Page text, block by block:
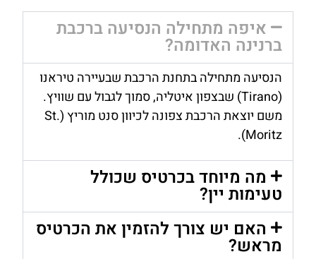
איפה מתחילה הנסיעה ברכבת
ברנינה האדומה?
הנסיעה מתחילה בתחנת הרכבת שבעיירה טיראנו
(Tirano) שבצפון איטליה, סמוך לגבול עם שוויץ.
משם יוצאת הרכבת צפונה לכיוון סנט מוריץ (St.
Moritz).
מה מיוחד בכרטיס שכולל
טעימות יין?
האם יש צורך להזמין את הכרטיס
מראש?